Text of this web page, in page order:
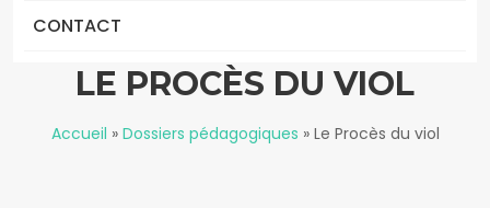
CONTACT
LE PROCÈS DU VIOL
Accueil » Dossiers pédagogiques » Le Procès du viol